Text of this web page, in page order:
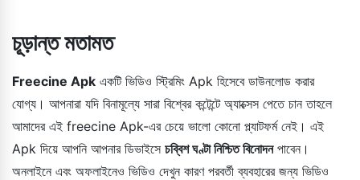
চূড়ান্ত মতামত
Freecine Apk একটি ভিডিও স্ট্রিমিং Apk হিসেবে ডাউনলোড করার
যোগ্য। আপনারা যদি বিনামূল্যে সারা বিশ্বের কন্টেন্টে অ্যাক্সেস পেতে চান তাহলে
আমাদের এই freecine Apk-এর চেয়ে ভালো কোনো প্ল্যাটফর্ম নেই। এই
Apk দিয়ে আপনি আপনার ডিভাইসে চব্বিশ ঘণ্টা নিশ্চিত বিনোদনপাবেন।
অনলাইনে এবং অফলাইনেও ভিডিও দেখুন কারণ পরবর্তী ব্যবহারের জন্য ভিডিও